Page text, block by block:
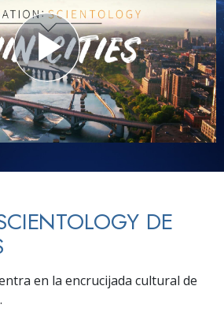
DE
en la encrucijada cultural de